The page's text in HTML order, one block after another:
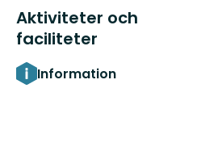
Aktiviteter och
faciliteter
Information